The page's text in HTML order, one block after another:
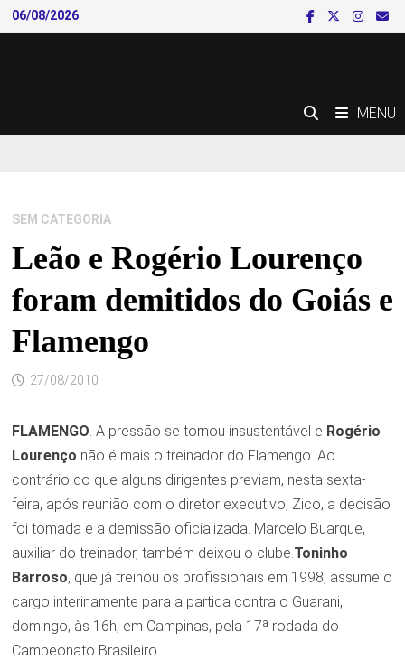
Skip
to
06/08/2026
MENU
SEM CATEGORIA
Leão e Rogério Lourenço
foram demitidos do Goiás e
Flamengo
27/08/2010
FLAMENGO. A pressão se tornou insustentável e Rogério
Lourenço não é mais o treinador do Flamengo. Ao
contrário do que alguns dirigentes previam, nesta sexta-
feira, após reunião com o diretor executivo, Zico, a decisão
foi tomada e a demissão oficializada. Marcelo Buarque,
auxiliar do treinador, também deixou o clube.Toninho
Barroso, que já treinou os profissionais em 1998, assume o
cargo interinamente para a partida contra o Guarani,
domingo, às 16h, em Campinas, pela 17ª rodada do
Campeonato Brasileiro.